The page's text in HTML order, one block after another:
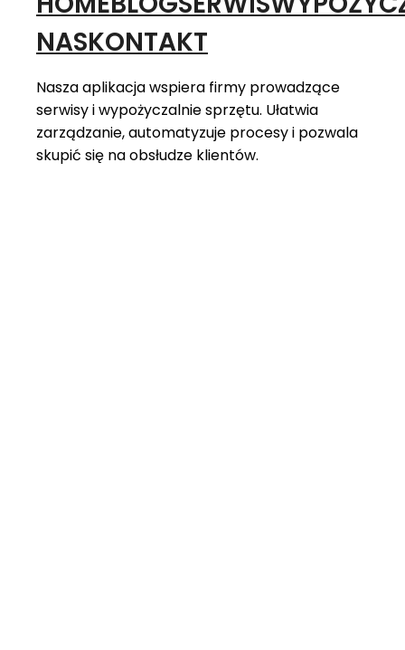
NASKONTAKT
Nasza aplikacja wspiera firmy prowadzące
serwisy i wypożyczalnie sprzętu. Ułatwia
zarządzanie, automatyzuje procesy i pozwala
skupić się na obsłudze klientów.